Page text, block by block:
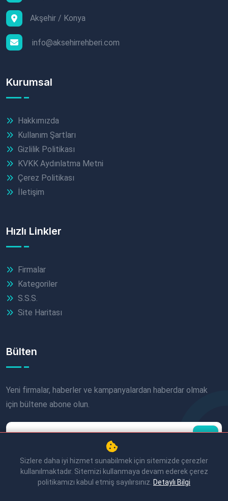
Akşehir / Konya
info@aksehirrehberi.com
Kurumsal
Hakkımızda
Kullanım Şartları
Gizlilik Politikası
KVKK Aydınlatma Metni
Çerez Politikası
İletişim
Hızlı Linkler
Firmalar
Kategoriler
S.S.S.
Site Haritası
Bülten
Yeni firmalar, haberler ve kampanyalardan haberdar olmak
için bültene abone olun.
Sizlere daha iyi hizmet sunabilmek için sitemizde çerezler
kullanılmaktadır. Sitemizi kullanmaya devam ederek çerez
politikamızı kabul etmiş sayılırsınız. Detaylı Bilgi